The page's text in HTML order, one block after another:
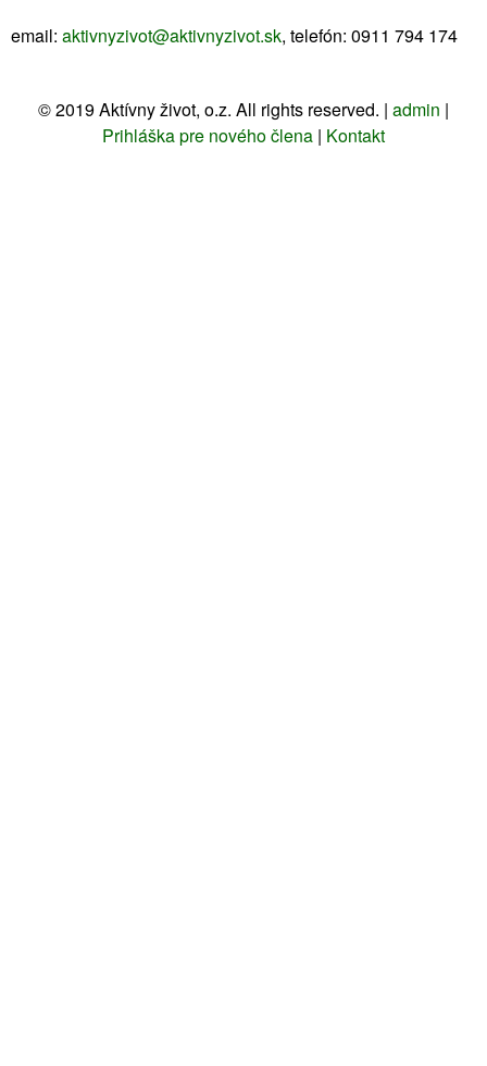
email: aktivnyzivot@aktivnyzivot.sk, telefón: 0911 794 174
©2019Aktívny život, o.z. All rights reserved. | admin |
Prihláška pre nového člena | Kontakt